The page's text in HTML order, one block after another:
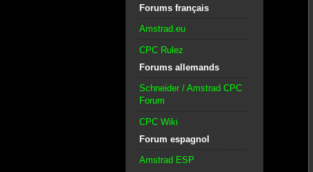
Forums français
Amstrad.eu
CPC Rulez
Forums allemands
Schneider / Amstrad CPC
Forum
CPC Wiki
Forum espagnol
Amstrad ESP